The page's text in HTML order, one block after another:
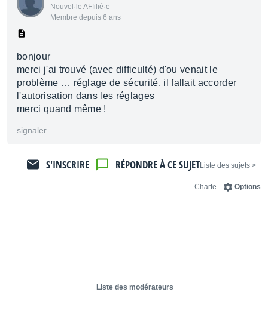
Nouvel·le AFfilié·e
Membre depuis 6 ans
bonjour
merci j'ai trouvé (avec difficulté) d'ou venait le
problème … réglage de sécurité. il fallait accorder
l'autorisation dans les réglages
merci quand même !
signaler
< Liste des sujets
RÉPONDRE À CE SUJET
S'INSCRIRE
Options
Charte
Liste des modérateurs